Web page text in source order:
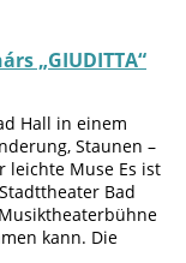
„GIUDITTA“
Hall in einem
Staunen –
leichte Muse Es ist
Bad
kann. Die